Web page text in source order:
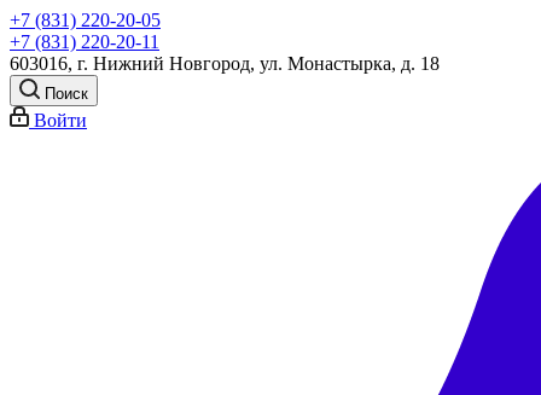
+7 (831) 220-20-05
+7 (831) 220-20-11
603016, г. Нижний Новгород, ул. Монастырка, д. 18
Поиск
Войти